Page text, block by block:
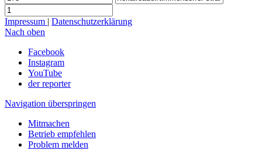
Impressum | Datenschutzerklärung
Nach oben
Facebook
Instagram
YouTube
der reporter
Navigation überspringen
Mitmachen
Betrieb empfehlen
Problem melden